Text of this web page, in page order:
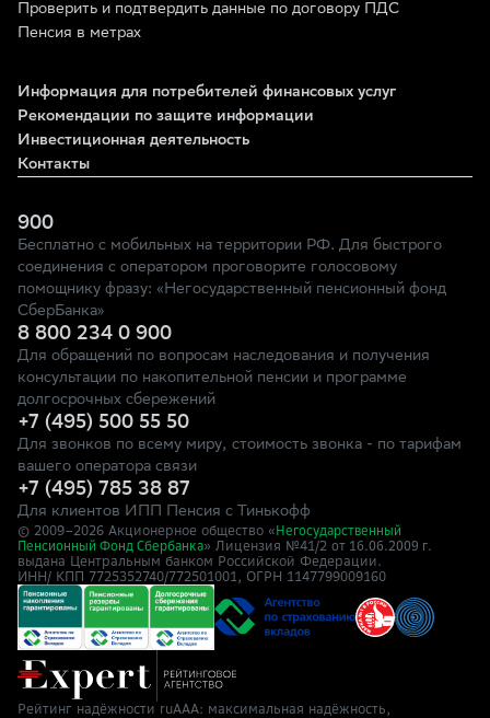
Проверить и подтвердить данные по договору ПДС
Пенсия в метрах
Информация для потребителей финансовых услуг
Рекомендации по защите информации
Инвестиционная деятельность
Контакты
900
Бесплатно с мобильных на территории РФ. Для быстрого
соединения с оператором проговорите голосовому
помощнику фразу: «Негосударственный пенсионный фонд
СберБанка»
8 800 234 0 900
Для обращений по вопросам наследования и получения
консультации по накопительной пенсии и программе
долгосрочных сбережений
+7 (495) 500 55 50
Для звонков по всему миру, стоимость звонка - по тарифам
вашего оператора связи
+7 (495) 785 38 87
Для клиентов ИПП Пенсия с Тинькофф
© 2009–2026 Акционерное общество « Негосударственный
Пенсионный Фонд Сбербанка» Лицензия №41/2 от 16.06.2009 г.
выдана Центральным банком Российской Федерации.
ИНН/ КПП 7725352740/772501001, ОГРН 1147799009160
Рейтинг надёжности ruAAA: максимальная надёжность,